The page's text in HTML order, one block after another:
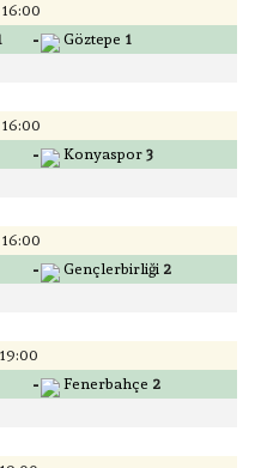
- Göztepe 1
- Konyaspor 3
- Gençlerbirliği 2
- Fenerbahçe 2